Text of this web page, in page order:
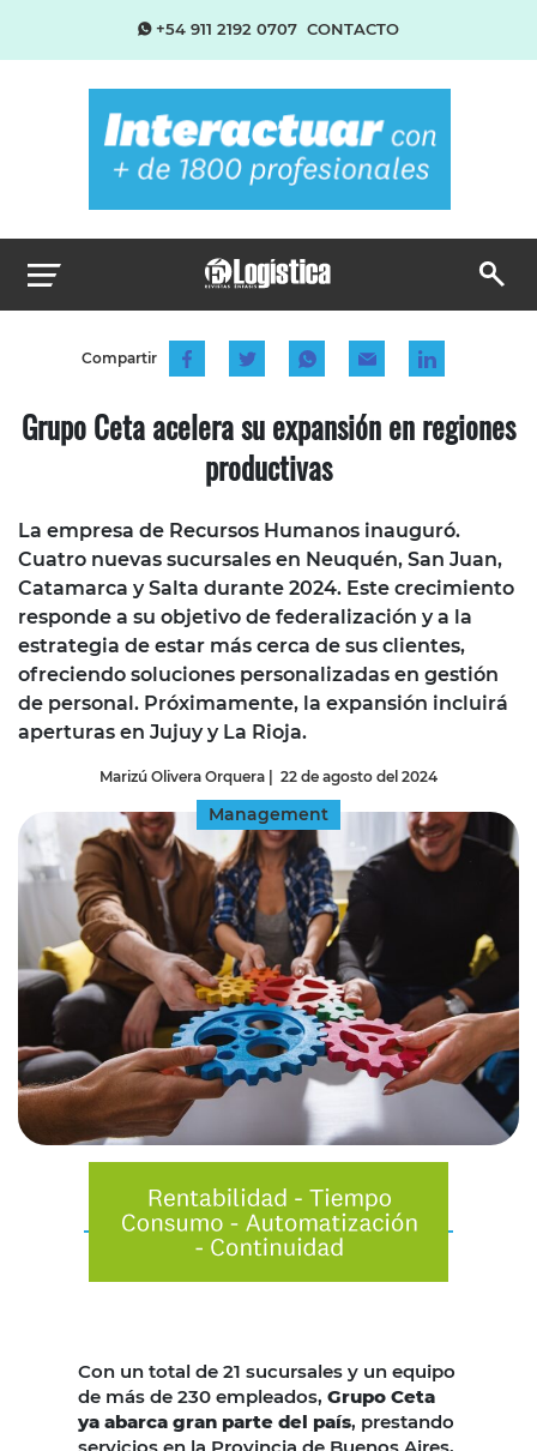
+54 911 2192 0707 CONTACTO
Compartir
Grupo Ceta acelera su expansión en regiones
productivas
La empresa de Recursos Humanos inauguró.
Cuatro nuevas sucursales en Neuquén, San Juan,
Catamarca y Salta durante 2024. Este crecimiento
responde a su objetivo de federalización y a la
estrategia de estar más cerca de sus clientes,
ofreciendo soluciones personalizadas en gestión
de personal. Próximamente, la expansión incluirá
aperturas en Jujuy y La Rioja.
Marizú Olivera Orquera | 22 de agosto del 2024
Management
Con un total de 21 sucursales y un equipo
de más de 230 empleados, Grupo Ceta
ya abarca gran parte del país, prestando